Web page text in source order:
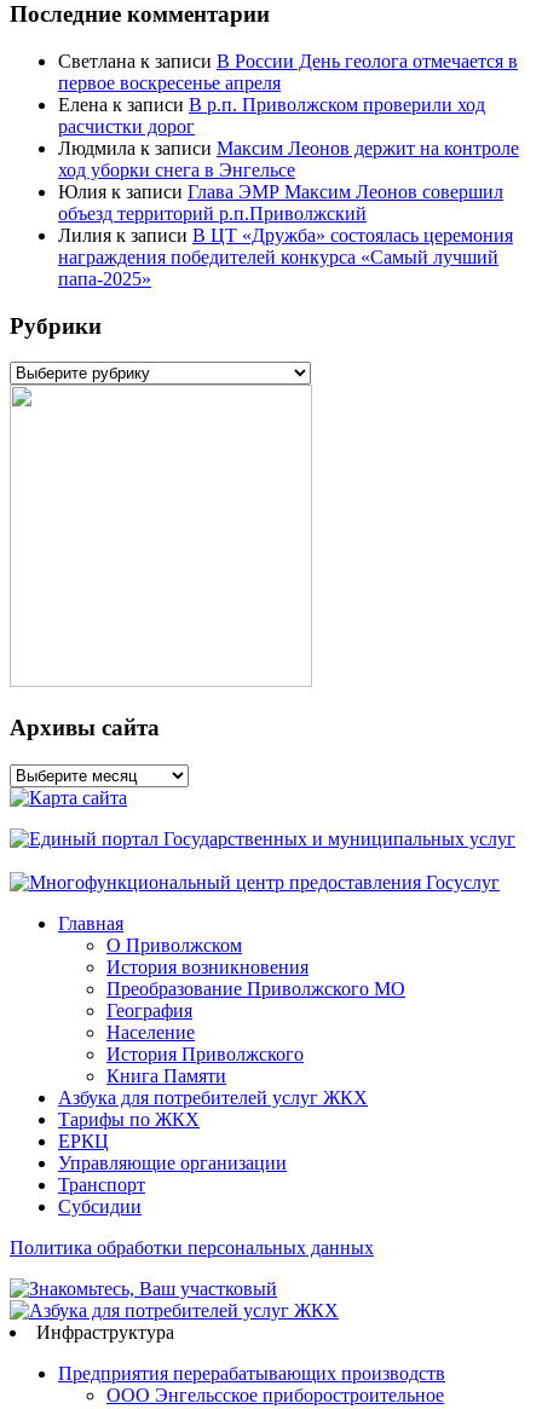
Последние комментарии
Светлана к записи В России День геолога отмечается в
первое воскресенье апреля
Елена к записи В р.п. Приволжском проверили ход
расчистки дорог
Людмила к записи Максим Леонов держит на контроле
ход уборки снега в Энгельсе
Юлия к записи Глава ЭМР Максим Леонов совершил
объезд территорий р.п.Приволжский
Лилия к записи В ЦТ «Дружба» состоялась церемония
награждения победителей конкурса «Самый лучший
папа-2025»
Рубрики
Рубрики
Архивы сайта
Архивы
сайта
Главная
О Приволжском
История возникновения
Преобразование Приволжского МО
География
Население
История Приволжского
Книга Памяти
Азбука для потребителей услуг ЖКХ
Тарифы по ЖКХ
ЕРКЦ
Управляющие организации
Транспорт
Субсидии
Политика обработки персональных данных
Инфраструктура
Предприятия перерабатывающих производств
ООО Энгельсское приборостроительное